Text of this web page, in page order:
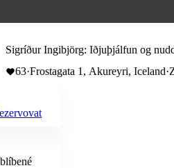
Sigríður Ingibjörg: Iðjuþjálfun og
63·Frostagata 1, Akureyri, Iceland·